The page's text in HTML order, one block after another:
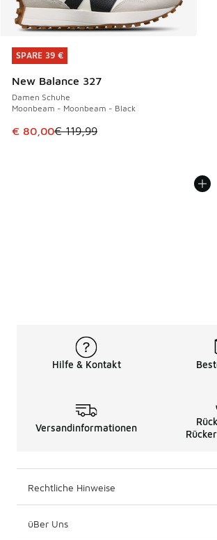
SPARE 39 €
New Balance 327
Damen Schuhe
Moonbeam - Moonbeam - Black
Dieser Artikel ist im Sale. Der Preis ist
€ 80,00€ 119,99
SPARE 39 €
Hilfe & Kontakt
Versandinformationen
Rechtliche Hinweise
üBer Uns